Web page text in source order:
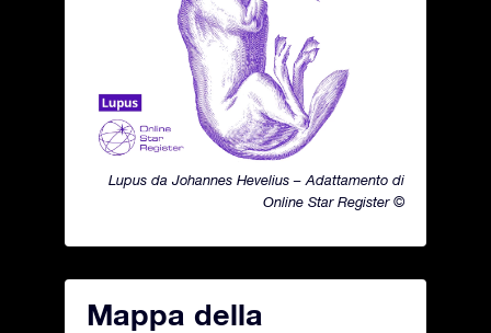
Lupus da Johannes Hevelius – Adattamento di
Online Star Register ©
Mappa della